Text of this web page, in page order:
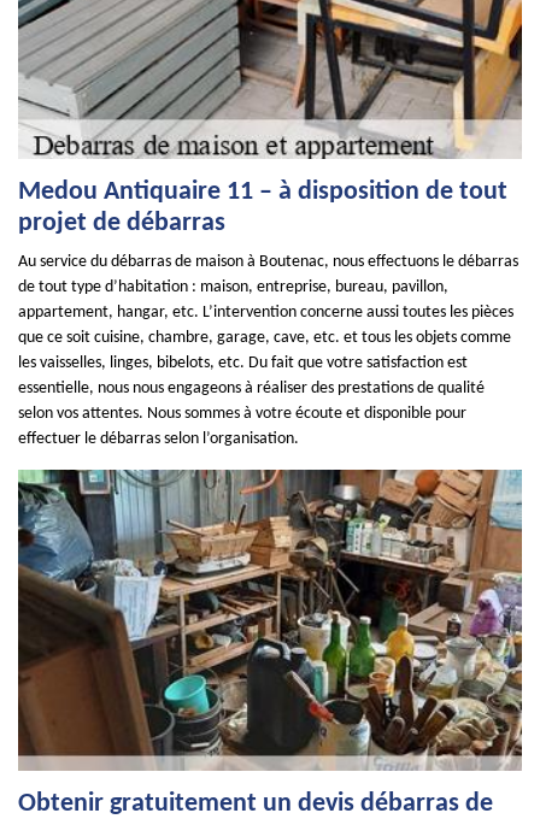
Medou Antiquaire 11 – à disposition de tout
projet de débarras
Au service du débarras de maison à Boutenac, nous effectuons le débarras
de tout type d’habitation : maison, entreprise, bureau, pavillon,
appartement, hangar, etc. L’intervention concerne aussi toutes les pièces
que ce soit cuisine, chambre, garage, cave, etc. et tous les objets comme
les vaisselles, linges, bibelots, etc. Du fait que votre satisfaction est
essentielle, nous nous engageons à réaliser des prestations de qualité
selon vos attentes. Nous sommes à votre écoute et disponible pour
effectuer le débarras selon l’organisation.
Obtenir gratuitement un devis débarras de